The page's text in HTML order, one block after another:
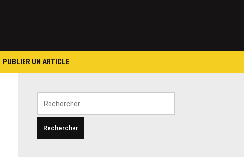
PUBLIER UN ARTICLE